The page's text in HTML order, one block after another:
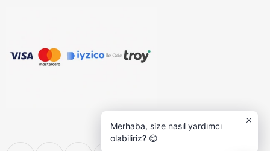
Ödeme
Merhaba, size nasıl yardımcı
olabiliriz? 😊